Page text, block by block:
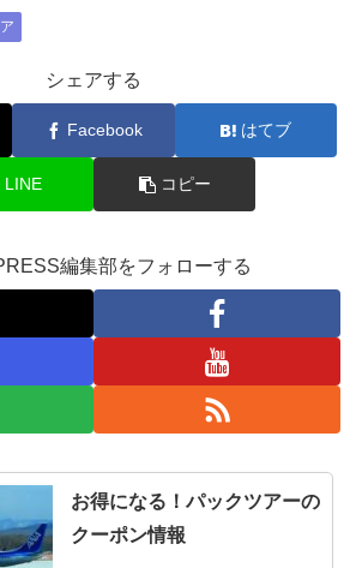
シェアする
Facebook はてブ
LINE コピー
編集部をフォローする
お得になる！パックツアーの
クーポン情報